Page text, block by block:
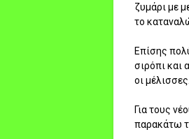
ζυμάρι με
το
Επίσης
σιρόπι και
οι μέλισσες.
Για τους
παρακάτω